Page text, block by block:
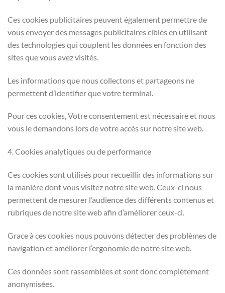
Ces cookies publicitaires peuvent également permettre de
vous envoyer des messages publicitaires ciblés en utilisant
des technologies qui couplent les données en fonction des
sites que vous avez visités.
Les informations que nous collectons et partageons ne
permettent d’identifier que votre terminal.
Pour ces cookies, Votre consentement est nécessaire et nous
vous le demandons lors de votre accès sur notre site web.
4. Cookies analytiques ou de performance
Ces cookies sont utilisés pour recueillir des informations sur
la manière dont vous visitez notre site web. Ceux-ci nous
permettent de mesurer l’audience des différents contenus et
rubriques de notre site web afin d’améliorer ceux-ci.
Grace à ces cookies nous pouvons détecter des problèmes de
navigation et améliorer l’ergonomie de notre site web.
Ces données sont rassemblées et sont donc complètement
anonymisées.